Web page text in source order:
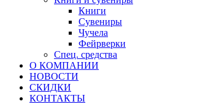
Книги
Сувениры
Чучела
Фейрверки
Спец. средства
О КОМПАНИИ
НОВОСТИ
СКИДКИ
КОНТАКТЫ